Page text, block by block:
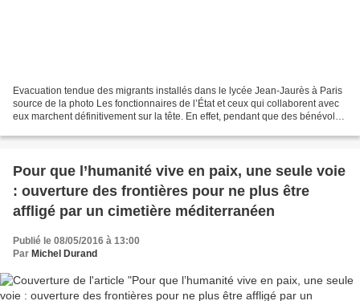
Evacuation tendue des migrants installés dans le lycée Jean-Jaurès à Paris
source de la photo Les fonctionnaires de l’État et ceux qui collaborent avec
eux marchent définitivement sur la tête. En effet, pendant que des bénévoles
Pour que l’humanité vive en paix, une seule voie
: ouverture des frontières pour ne plus être
affligé par un cimetière méditerranéen
Publié le 08/05/2016 à 13:00
Par Michel Durand